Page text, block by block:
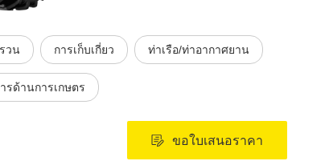
วน การเก็บเกี่ยว ท่าเรือ/ท่าอากาศยาน
รด้านการเกษตร
ขอใบเสนอราคา